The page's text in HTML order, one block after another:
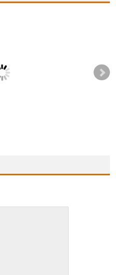
2023年1月28日(土),29